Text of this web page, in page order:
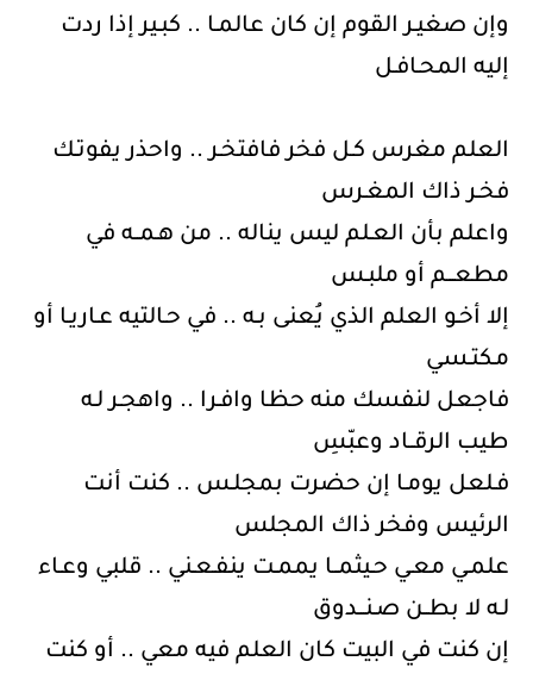
وإن صغيـر القوم إن كان عالمـا .. كبـير إذا ردت
إليه المحـافـل
العلم مغرس كـل فخر فافتخـر .. واحذر يفوتـك
فخـر ذاك المغـرس
واعلم بأن العـلم ليس يناله .. من هـمــه في
مطعـــم أو ملبـس
إلا أخـو العلم الذي يُعنى بـه .. في حـالتيه عـاريـا أو
مـكتـسي
فاجعل لنفسك منه حظا وافـرا .. واهجـر لـه
طيب الرقــاد وعبّسِ
فـلعل يومـا إن حضرت بمجلـس .. كنت أنت
الرئيس وفخر ذاك المجلس
علمـي معـي حـيثمــا يممـت ينفـعـني .. قلبي وعـاء
لـه لا بطــن صـنـــدوق
إن كنت في البيت كان العلم فيه معي .. أو كنت